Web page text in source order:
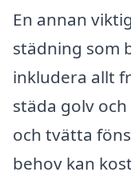
En annan
städning som
inkludera allt
städa golv
och tvätta
behov kan